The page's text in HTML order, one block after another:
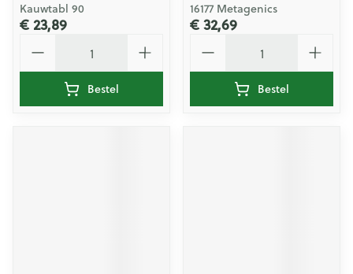
Kauwtabl 90
€ 23,89
Bestel
16177 Metagenics
€ 32,69
Bestel